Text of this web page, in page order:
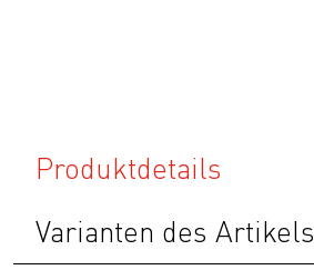
Produktdetails
Varianten des Artikels